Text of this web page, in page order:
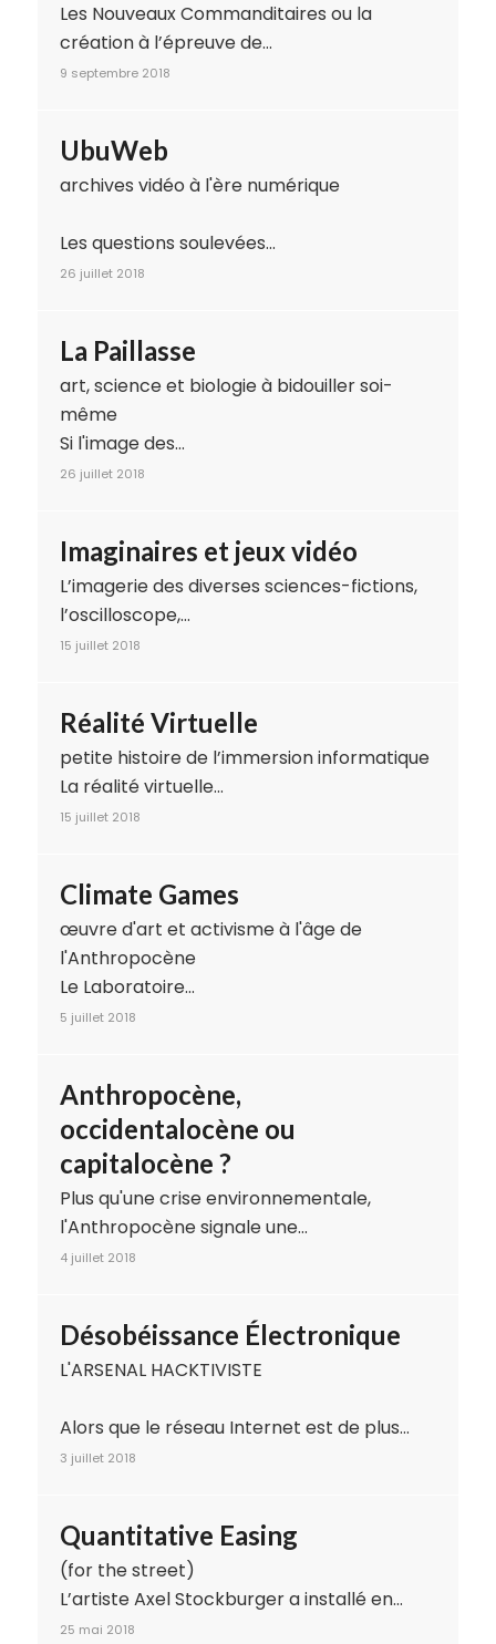
Les Nouveaux Commanditaires ou la
création à l’épreuve de…
9 septembre 2018
UbuWeb
archives vidéo à l'ère numérique
Les questions soulevées…
26 juillet 2018
La Paillasse
art, science et biologie à bidouiller soi-
même
Si l'image des…
26 juillet 2018
Imaginaires et jeux vidéo
L’imagerie des diverses sciences-fictions,
l’oscilloscope,…
15 juillet 2018
Réalité Virtuelle
petite histoire de l’immersion informatique
La réalité virtuelle…
15 juillet 2018
Climate Games
œuvre d'art et activisme à l'âge de
l'Anthropocène
Le Laboratoire…
5 juillet 2018
Anthropocène,
occidentalocène ou
capitalocène ?
Plus qu'une crise environnementale,
l'Anthropocène signale une…
4 juillet 2018
Désobéissance Électronique
L'ARSENAL HACKTIVISTE
Alors que le réseau Internet est de plus…
3 juillet 2018
Quantitative Easing
(for the street)
L’artiste Axel Stockburger a installé en…
25 mai 2018